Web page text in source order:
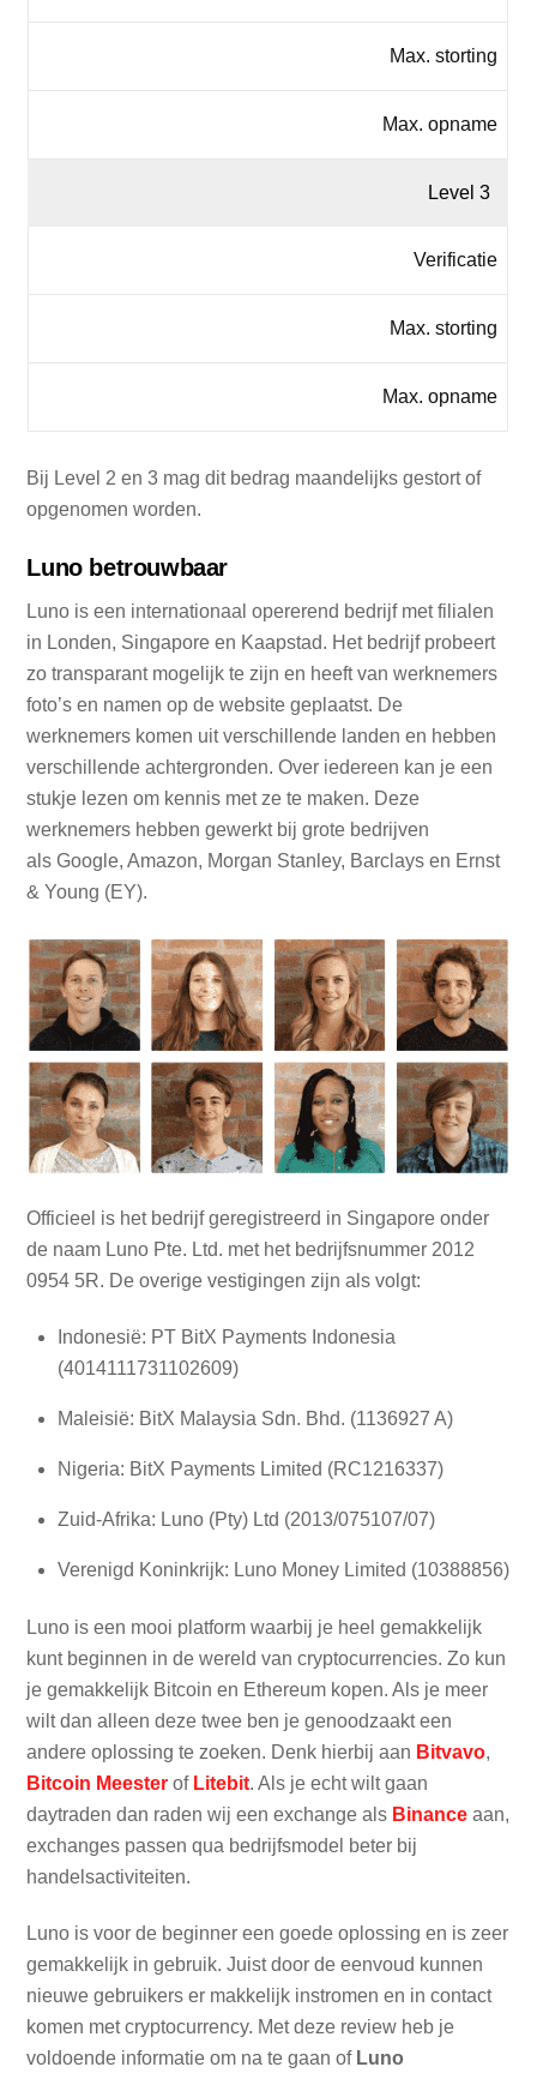
Max. storting
Max. opname
Level 3
Verificatie
Max. storting
Max. opname
Bij Level 2 en 3 mag dit bedrag maandelijks gestort of
opgenomen worden.
Luno betrouwbaar
Luno is een internationaal opererend bedrijf met filialen
in Londen, Singapore en Kaapstad. Het bedrijf probeert
zo transparant mogelijk te zijn en heeft van werknemers
foto’s en namen op de website geplaatst. De
werknemers komen uit verschillende landen en hebben
verschillende achtergronden. Over iedereen kan je een
stukje lezen om kennis met ze te maken. Deze
werknemers hebben gewerkt bij grote bedrijven
als Google, Amazon, Morgan Stanley, Barclays en Ernst
& Young (EY).
Officieel is het bedrijf geregistreerd in Singapore onder
de naam Luno Pte. Ltd. met het bedrijfsnummer 2012
0954 5R. De overige vestigingen zijn als volgt:
Indonesië: PT BitX Payments Indonesia
(4014111731102609)
Maleisië: BitX Malaysia Sdn. Bhd. (1136927 A)
Nigeria: BitX Payments Limited (RC1216337)
Zuid-Afrika: Luno (Pty) Ltd (2013/075107/07)
Verenigd Koninkrijk: Luno Money Limited (10388856)
Luno is een mooi platform waarbij je heel gemakkelijk
kunt beginnen in de wereld van cryptocurrencies. Zo kun
je gemakkelijk Bitcoin en Ethereum kopen. Als je meer
wilt dan alleen deze twee ben je genoodzaakt een
andere oplossing te zoeken. Denk hierbij aan Bitvavo,
Bitcoin Meester of Litebit. Als je echt wilt gaan
daytraden dan raden wij een exchange als Binance aan,
exchanges passen qua bedrijfsmodel beter bij
handelsactiviteiten.
Luno is voor de beginner een goede oplossing en is zeer
gemakkelijk in gebruik. Juist door de eenvoud kunnen
nieuwe gebruikers er makkelijk instromen en in contact
komen met cryptocurrency. Met deze review heb je
voldoende informatie om na te gaan of Luno